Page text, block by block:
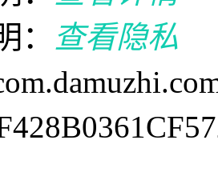
：
查看隐私